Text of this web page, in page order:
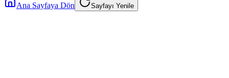
Ana Sayfaya Dön Sayfayı Yenile